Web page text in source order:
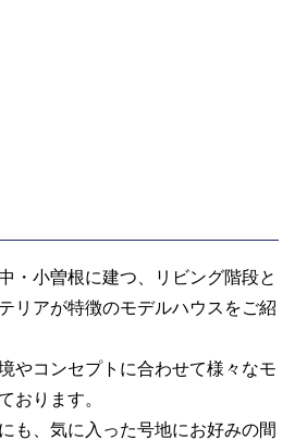
・小曽根に建つ、リビング階段と
リアが特徴のモデルハウスをご紹
やコンセプトに合わせて様々なモ
おります。
も、気に入った号地にお好みの間